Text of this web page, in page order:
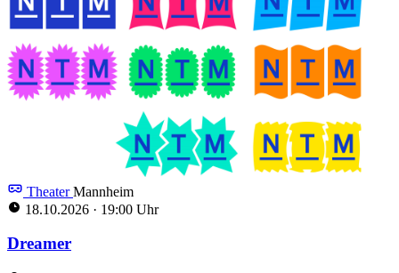
TheaterMannheim
18.10.2026 · 19:00 Uhr
Dreamer